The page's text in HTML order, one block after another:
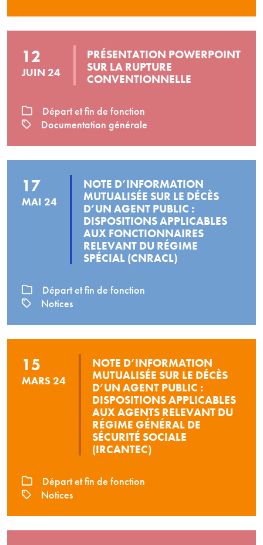
12
JUIN 24
PRÉSENTATION POWERPOINT
SUR LA RUPTURE
CONVENTIONNELLE
Départ et fin de fonction
Documentation générale
17
MAI 24
NOTE D’INFORMATION
MUTUALISÉE SUR LE DÉCÈS
D’UN AGENT PUBLIC :
DISPOSITIONS APPLICABLES
AUX FONCTIONNAIRES
RELEVANT DU RÉGIME
SPÉCIAL (CNRACL)
Départ et fin de fonction
Notices
15
MARS 24
NOTE D’INFORMATION
MUTUALISÉE SUR LE DÉCÈS
D’UN AGENT PUBLIC :
DISPOSITIONS APPLICABLES
AUX AGENTS RELEVANT DU
RÉGIME GÉNÉRAL DE
SÉCURITÉ SOCIALE
(IRCANTEC)
Départ et fin de fonction
Notices